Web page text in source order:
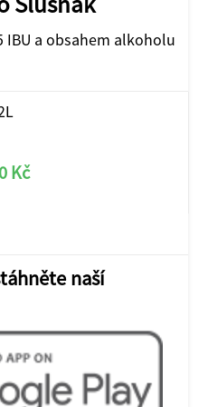
IBU a obsahem alkoholu
Kč
naší